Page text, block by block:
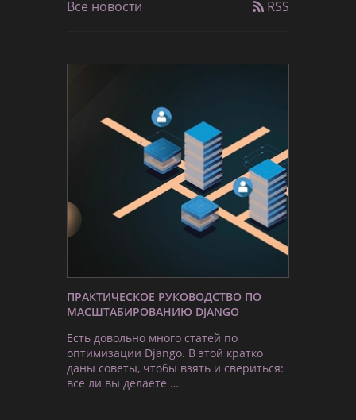
Все новости RSS
ПРАКТИЧЕСКОЕ РУКОВОДСТВО ПО
МАСШТАБИРОВАНИЮ DJANGO
Есть довольно много статей по
оптимизации Django. В этой кратко
даны советы, чтобы взять и свериться:
всё ли вы делаете …